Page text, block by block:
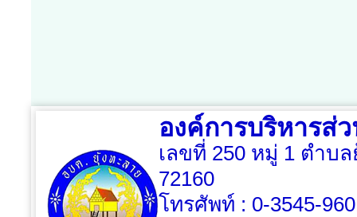
องค์การบริหารส่
เลขที่ 250 หมู่ 1 ตำบ
72160
โทรศัพท์ : 0-3545-